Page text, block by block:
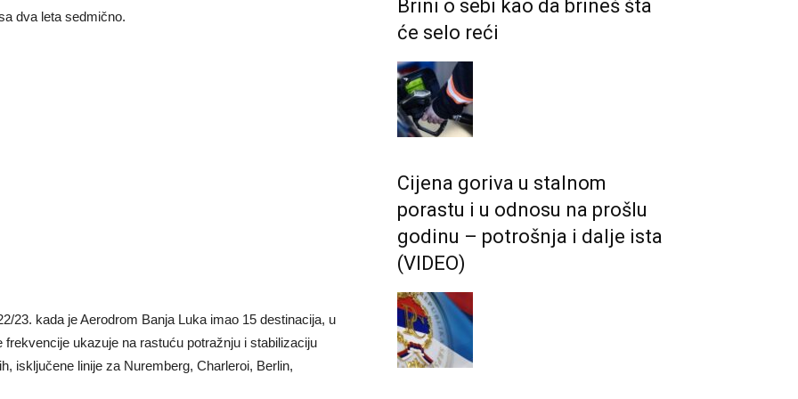
dva leta sedmično.
23. kada je Aerodrom Banja Luka imao 15 destinacija, u
ukazuje na rastuću potražnju i stabilizaciju
isključene linije za Nuremberg, Charleroi, Berlin,
Brini o sebi kao da brineš šta
će selo reći
Cijena goriva u stalnom
porastu i u odnosu na prošlu
godinu – potrošnja i dalje ista
(VIDEO)